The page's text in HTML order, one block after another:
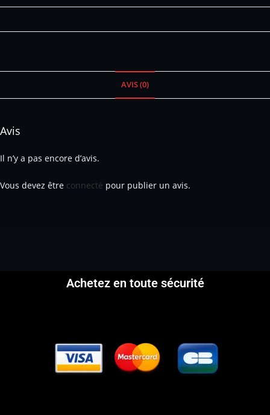
AVIS (0)
Avis
Il n’y a pas encore d’avis.
Vous devez être connecté pour publier un avis.
Achetez en toute sécurité